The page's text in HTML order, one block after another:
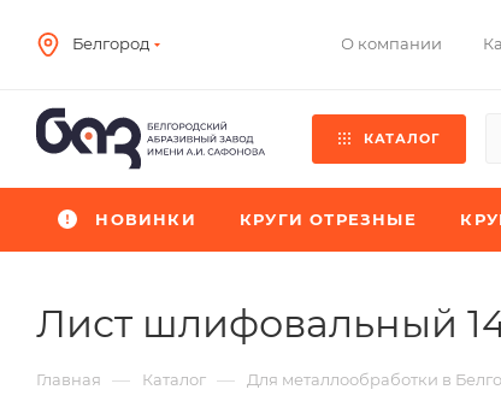
Белгород О компании
КАТАЛОГ
НОВИНКИ КРУГИ ОТРЕЗНЫЕ
Лист шлифовальный
Главная — Каталог — Для металлообработки в